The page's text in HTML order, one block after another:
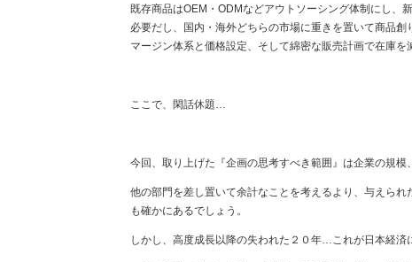
既存商品はOEM・ODMなどアウトソーシング体制にし、
必要だし、国内・海外どちらの市場に重きを置いて商品
マージン体系と価格設定、そして綿密な販売計画で在庫
ここで、閑話休題…
今回、取り上げた『企画の思考すべき範囲』は企業の規
他の部門を差し置いて余計なことを考えるより、与えら
も確かにあるでしょう。
しかし、高度成長以降の失われた２０年…これが日本経済